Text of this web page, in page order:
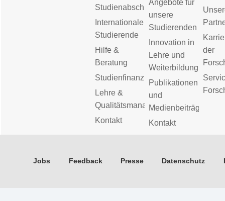
Studienabschluss
Internationale
Studierende
Hilfe &
Beratung
Studienfinanzierung
Lehre &
Qualitätsmanagement
Kontakt
Angebote für
unsere
Studierenden
Innovation in
Lehre und
Weiterbildung
Publikationen
und
Medienbeiträge
Kontakt
der
Jobs Feedback Presse Datenschutz